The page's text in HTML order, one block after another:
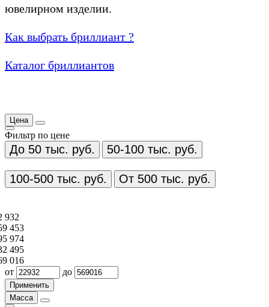
ювелирном изделии.
Как выбрать бриллиант ?
Каталог бриллиантов
Цена
Фильтр по цене
До 50 тыс. руб. 50-100 тыс. руб.
100-500 тыс. руб. От 500 тыс. руб.
932
453
974
495
016
от
до
Масса